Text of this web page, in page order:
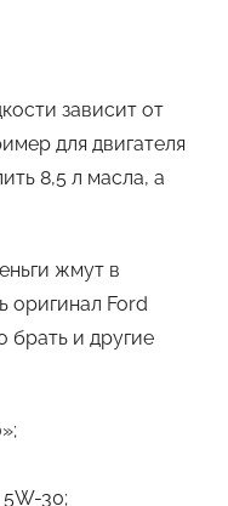
зависит от
для двигателя
8,5 л масла, а
жмут в
оригинал Ford
и другие
5W-30;